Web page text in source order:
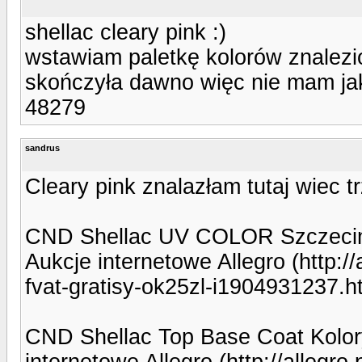
shellac cleary pink :)
wstawiam paletkę kolorów
skończyła dawno więc nie mam
48279
sandrus
Cleary pink znalazłam tutaj wiec
CND Shellac UV COLOR
Aukcje internetowe Allegro
fvat-gratisy-ok25zl-
CND Shellac Top Base Coat